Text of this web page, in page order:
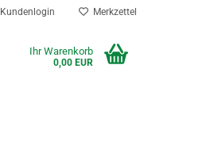
Kundenlogin Merkzettel
Ihr Warenkorb
0,00 EUR